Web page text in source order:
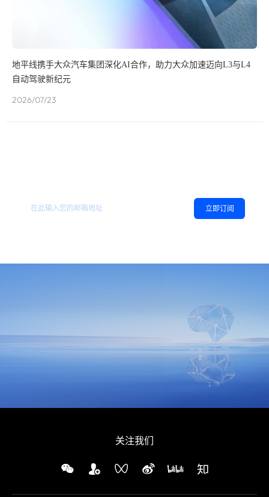
地平线携手大众汽车集团深化AI合作，助力大众加速迈向L3与L4
自动驾驶新纪元
2026/07/23
立即订阅
关注我们